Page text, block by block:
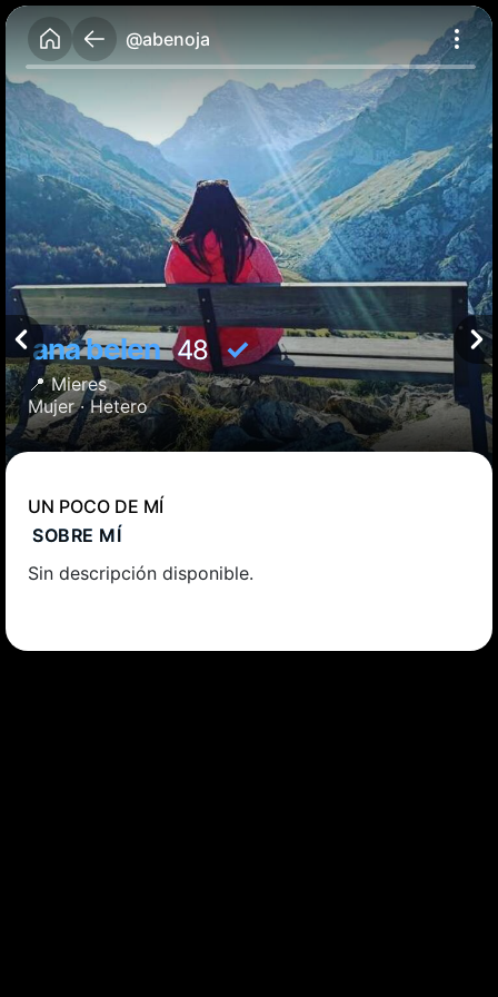
@abenoja
ana belen48✓
📍Mieres
Mujer ·Hetero
UN POCO DE MÍ
SOBRE MÍ
Sin descripción disponible.